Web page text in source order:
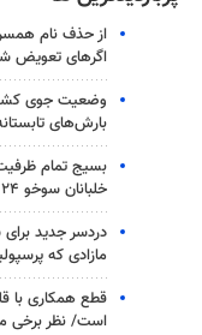
از حذف نام همسر
اگرهای تعویض
بارش‌های تابستانه در
بسیج تمام
خلبانان سوخو ۲۴ ایران
دردسر جدید
مازادی که
قطع همکاری با
است/ نظر برخی